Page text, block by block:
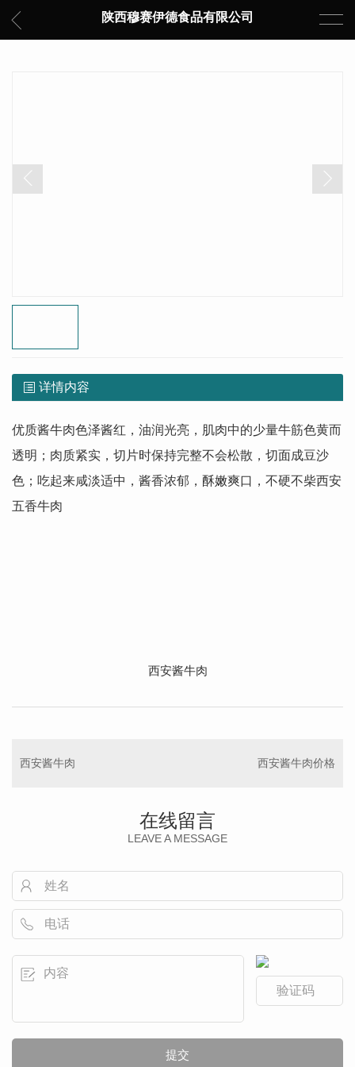
陕西穆赛伊德食品有限公司
详情内容
优质酱牛肉色泽酱红，油润光亮，肌肉中的少量牛筋色黄而
透明；肉质紧实，切片时保持完整不会松散，切面成豆沙
色；吃起来咸淡适中，酱香浓郁，酥嫩爽口，不硬不柴西安
五香牛肉
西安酱牛肉
西安酱牛肉 西安酱牛肉价格
在线留言
LEAVE A MESSAGE